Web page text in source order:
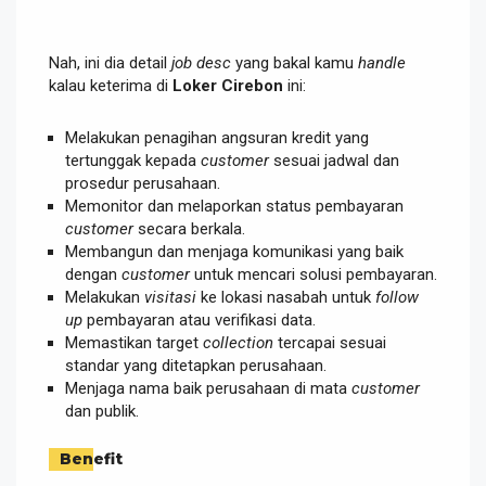
Nah, ini dia detail job desc yang bakal kamu handle
kalau keterima di Loker Cirebon ini:
Melakukan penagihan angsuran kredit yang
tertunggak kepada customersesuai jadwal dan
prosedur perusahaan.
Memonitor dan melaporkan status pembayaran
customersecara berkala.
Membangun dan menjaga komunikasi yang baik
dengan customeruntuk mencari solusi pembayaran.
Melakukan visitasi ke lokasi nasabah untuk follow
up pembayaran atau verifikasi data.
Memastikan target collection tercapai sesuai
standar yang ditetapkan perusahaan.
Menjaga nama baik perusahaan di mata customer
dan publik.
Benefit